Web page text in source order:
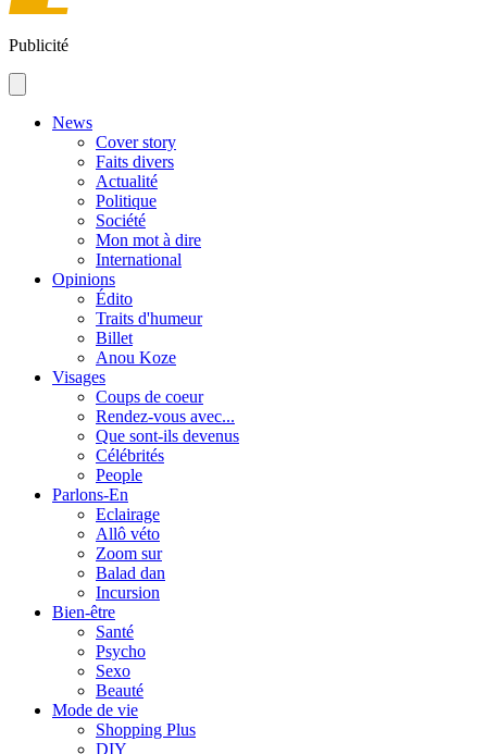
Publicité
News
Cover story
Faits divers
Actualité
Politique
Société
Mon mot à dire
International
Opinions
Édito
Traits d'humeur
Billet
Anou Koze
Visages
Coups de coeur
Rendez-vous avec...
Que sont-ils devenus
Célébrités
People
Parlons-En
Eclairage
Allô véto
Zoom sur
Balad dan
Incursion
Bien-être
Santé
Psycho
Sexo
Beauté
Mode de vie
Shopping Plus
DIY